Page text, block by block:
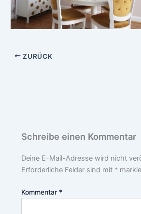
ZURÜCK
Schreibe einen Kommentar
Deine E-Mail-Adresse wird nicht
Erforderliche Felder sind mit *
Kommentar *